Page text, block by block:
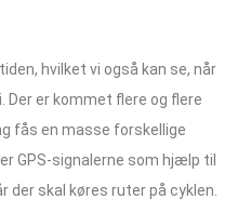
hvilket vi også kan se, når
Der er kommet flere og flere
fås en masse forskellige
GPS-signalerne som hjælp til
der skal køres ruter på cyklen.